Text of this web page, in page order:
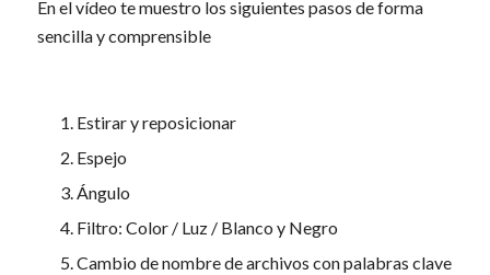
En el vídeo te muestro los siguientes pasos de forma
sencilla y comprensible
Estirar y reposicionar
Espejo
Ángulo
Filtro: Color / Luz / Blanco y Negro
Cambio de nombre de archivos con palabras clave